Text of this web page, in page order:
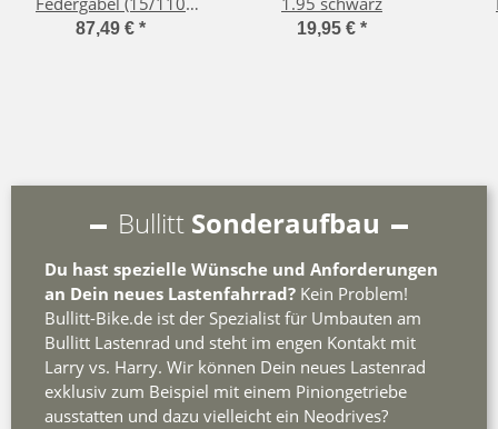
Boost)
87,49 € * 19,95 € *
Bullitt Sonderaufbau
Du hast spezielle Wünsche und Anforderungen
an Dein neues Lastenfahrrad? Kein Problem!
Bullitt-Bike.de ist der Spezialist für Umbauten am
Bullitt Lastenrad und steht im engen Kontakt mit
Larry vs. Harry. Wir können Dein neues Lastenrad
exklusiv zum Beispiel mit einem Piniongetriebe
ausstatten und dazu vielleicht ein Neodrives?